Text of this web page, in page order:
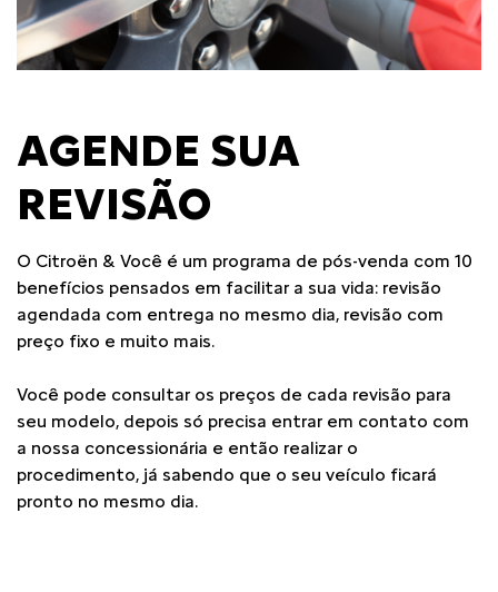
AGENDE SUA
REVISÃO
O Citroën & Você é um programa de pós-venda com 10
benefícios pensados em facilitar a sua vida: revisão
agendada com entrega no mesmo dia, revisão com
preço fixo e muito mais.
Você pode consultar os preços de cada revisão para
seu modelo, depois só precisa entrar em contato com
a nossa concessionária e então realizar o
procedimento, já sabendo que o seu veículo ficará
pronto no mesmo dia.